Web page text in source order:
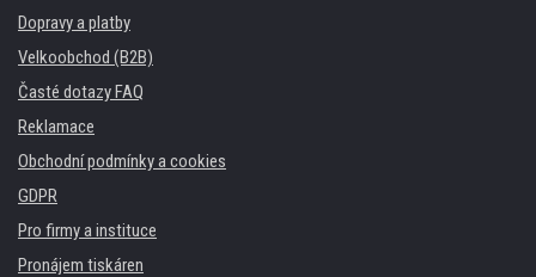
Dopravy a platby
Velkoobchod (B2B)
Časté dotazy FAQ
Reklamace
Obchodní podmínky a cookies
GDPR
Pro firmy a instituce
Pronájem tiskáren